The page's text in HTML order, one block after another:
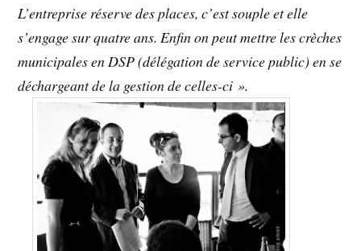
L’entreprise réserve des places, c’est souple et elle
s’engage sur quatre ans. Enfin on peut mettre les crèches
municipales en DSP (délégation de service public) en se
déchargeant de la gestion de celles-ci ».